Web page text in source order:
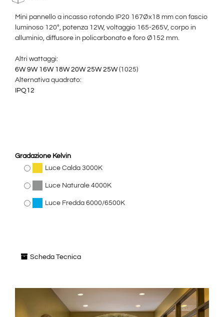
Mini pannello a incasso rotondo IP20 167Øx18 mm con fascio
luminoso 120°, potenza 12W, voltaggio 165-265V, corpo in
alluminio, diffusore in policarbonato e foro Ø152 mm.
Altri wattaggi:
6W 9W 16W 18W 20W 25W 25W(1025)
Alternativa quadrato:
IPQ12
Gradazione Kelvin
Luce Calda 3000K
Luce Naturale 4000K
Luce Fredda 6000/6500K
Scheda Tecnica